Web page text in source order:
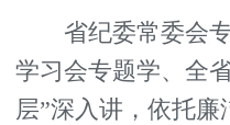
省纪委常委会专
学习会专题学、全
层”深入讲，依托